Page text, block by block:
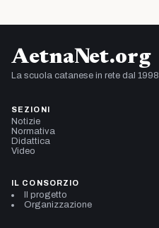
AetnaNet.org
La scuola catanese in rete dal 1998
SEZIONI
Notizie
Normativa
Didattica
Video
IL CONSORZIO
Il progetto
Organizzazione